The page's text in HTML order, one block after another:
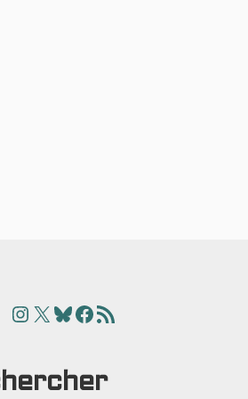
Instagram
X Bluesky
Facebook
Articles